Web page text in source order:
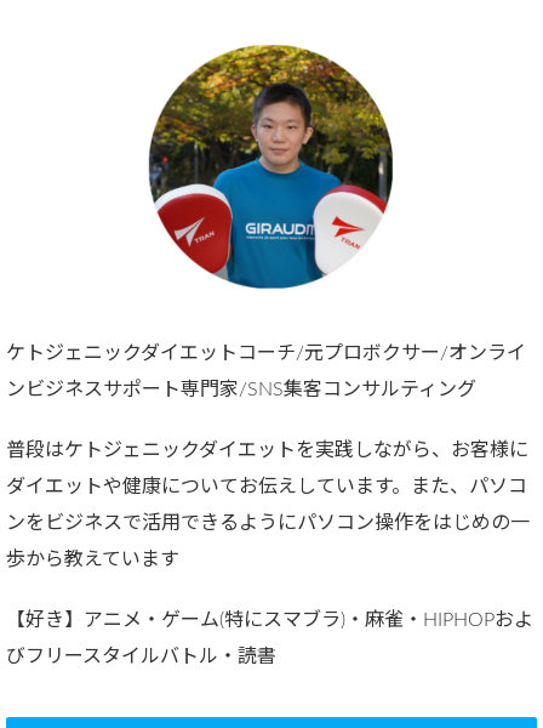
ケトジェニックダイエットコーチ/元プロボクサー/オンライ
ンビジネスサポート専門家/SNS集客コンサルティング
普段はケトジェニックダイエットを実践しながら、お客様に
ダイエットや健康についてお伝えしています。また、パソコ
ンをビジネスで活用できるようにパソコン操作をはじめの一
歩から教えています
【好き】アニメ・ゲーム(特にスマブラ)・麻雀・HIPHOPおよ
びフリースタイルバトル・読書